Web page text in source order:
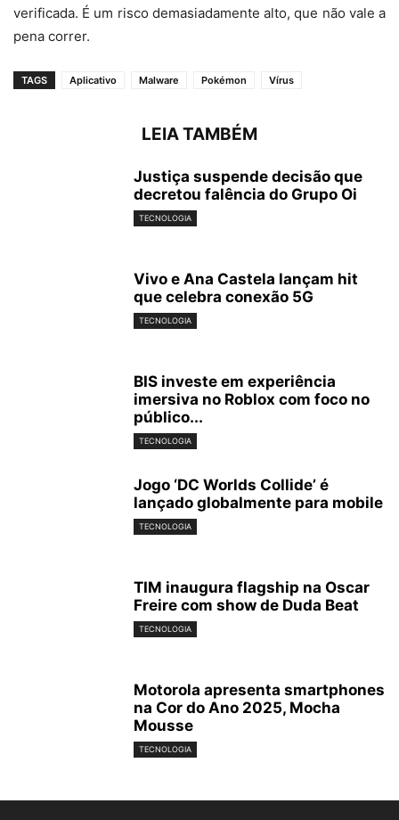
verificada. É um risco demasiadamente alto, que não vale a
pena correr.
TAGS Aplicativo Malware Pokémon Vírus
LEIA TAMBÉM
Justiça suspende decisão que
decretou falência do Grupo Oi
TECNOLOGIA
Vivo e Ana Castela lançam hit
que celebra conexão 5G
TECNOLOGIA
BIS investe em experiência
imersiva no Roblox com foco no
público...
TECNOLOGIA
Jogo ‘DC Worlds Collide’ é
lançado globalmente para mobile
TECNOLOGIA
TIM inaugura flagship na Oscar
Freire com show de Duda Beat
TECNOLOGIA
Motorola apresenta smartphones
na Cor do Ano 2025, Mocha
Mousse
TECNOLOGIA